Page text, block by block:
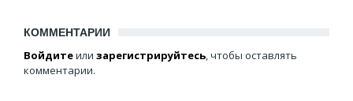
КОММЕНТАРИИ
Войдитеили зарегистрируйтесь, чтобы оставлять
комментарии.